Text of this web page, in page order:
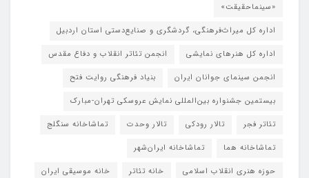
«سینماحقیقت»
اداره کل میراث‌فرهنگی، گردشگری و صنایع‌دستی استان اردبیل
اداره کل هنرهای نمایشی
انجمن تئاتر انقلاب و دفاع مقدس
انجمن سینمای جوانان ایران
بنیاد فرهنگی روایت فتح
بیستمین جشنواره بین‌المللی نمایش عروسکی تهران-مبارک
تئاتر فجر
تالار رودکی تالار وحدت
تماشاخانه سنگلج
تماشاخانه هما
تماشاخانه‌ ایران‌شهر
حوزه هنری انقلاب اسلامی
خانه تئاتر
خانه موسیقی ایران